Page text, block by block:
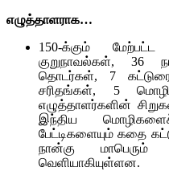
எழுத்தாளராக…
150-க்கும்
குறுநாவல்கள், 36
தொடர்கள், 7
சரிதங்கள், 5
எழுத்தாளர்களின்
இந்திய
பேட்டிகளையும் கதை
நான்கு
வெளியாகியுள்ளன.